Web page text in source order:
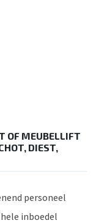
OF MEUBELLIFT
DIEST,
personeel
inboedel